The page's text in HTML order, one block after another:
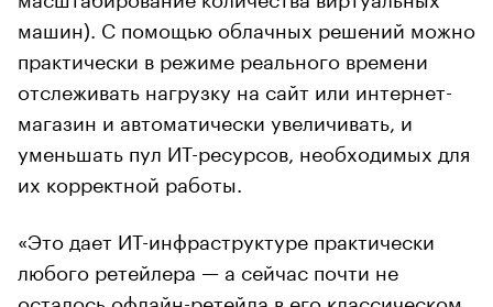
машин). С помощью облачных решений можно
практически в режиме реального времени
отслеживать нагрузку на сайт или интернет-
магазин и автоматически увеличивать, и
уменьшать пул ИТ-ресурсов, необходимых для
их корректной работы.
«Это дает ИТ-инфраструктуре практически
любого ретейлера — а сейчас почти не
осталось офлайн-ретейла в его классическом